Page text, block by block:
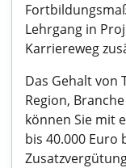
Lehrgang in
Karriereweg
Das Gehalt von
Region,
können Sie mit
bis 40.000